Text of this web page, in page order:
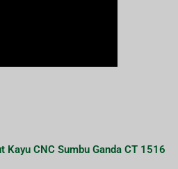
Kayu CNC Sumbu Ganda CT 1516